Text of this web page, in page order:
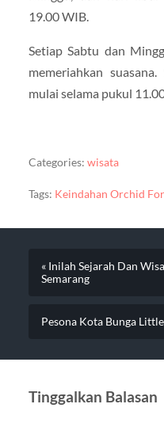
19.00 WIB.
Setiap Sabtu dan
memeriahkan
mulai selama pukul
Categories: wisata
Tags: Keindahan Orchid
« Inilah Sejarah Dan
Semarang
Pesona Kota Bunga
Tinggalkan Balasan